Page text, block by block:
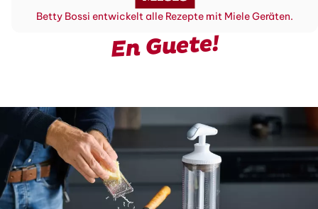
Betty Bossi entwickelt alle Rezepte mit Miele Geräten.
En Guete!